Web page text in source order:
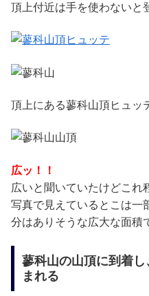
頂上付近は手を使わないと
頂上にある蓼科山頂ヒュッ
広ッ！！
広いと聞いていたけどこれ
写真で見えているとこは一
分はありそうな広大な面積
蓼科山の山頂に到着
まれる